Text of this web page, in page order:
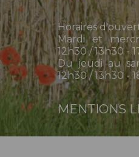
Horaires
Mardi et
12h30 / 13h30 -
Du jeudi au
12h30 / 13h30 -
MENTIONS